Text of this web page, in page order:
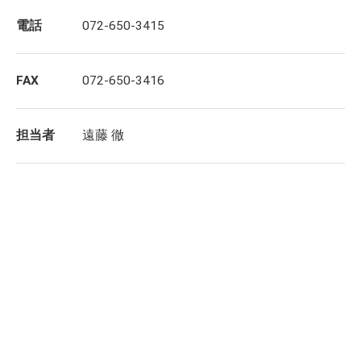
電話 072-650-3415
FAX 072-650-3416
担当者 遠藤 徹